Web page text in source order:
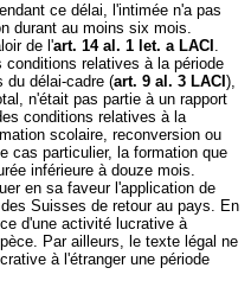
ce délai, l'intimée n'a pas
durant au moins six mois.
de l'art. 14 al. 1 let. a LACI .
relatives à la période
du délai-cadre (art. 9 al. 3 LACI ),
n'était pas partie à un rapport
conditions relatives à la
scolaire, reconversion ou
cas particulier, la formation que
inférieure à douze mois.
en sa faveur l'application de
Suisses de retour au pays. En
d'une activité lucrative à
Par ailleurs, le texte légal ne
à l'étranger une période